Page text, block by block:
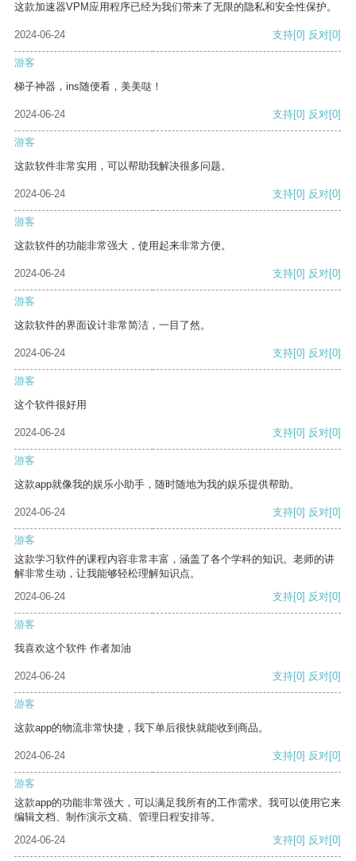
这款加速器VPM应用程序已经为我们带来了无限的隐私和安全性保护。
2024-06-24 支持[0] 反对[0]
游客
梯子神器，ins随便看，美美哒！
2024-06-24 支持[0] 反对[0]
游客
这款软件非常实用，可以帮助我解决很多问题。
2024-06-24 支持[0] 反对[0]
游客
这款软件的功能非常强大，使用起来非常方便。
2024-06-24 支持[0] 反对[0]
游客
这款软件的界面设计非常简洁，一目了然。
2024-06-24 支持[0] 反对[0]
游客
这个软件很好用
2024-06-24 支持[0] 反对[0]
游客
这款app就像我的娱乐小助手，随时随地为我的娱乐提供帮助。
2024-06-24 支持[0] 反对[0]
游客
这款学习软件的课程内容非常丰富，涵盖了各个学科的知识。老师的讲
解非常生动，让我能够轻松理解知识点。
2024-06-24
支持[0] 反对[0]
游客
我喜欢这个软件 作者加油
2024-06-24 支持[0] 反对[0]
游客
这款app的物流非常快捷，我下单后很快就能收到商品。
2024-06-24 支持[0] 反对[0]
游客
这款app的功能非常强大，可以满足我所有的工作需求。我可以使用它来
编辑文档、制作演示文稿、管理日程安排等。
2024-06-24
支持[0] 反对[0]